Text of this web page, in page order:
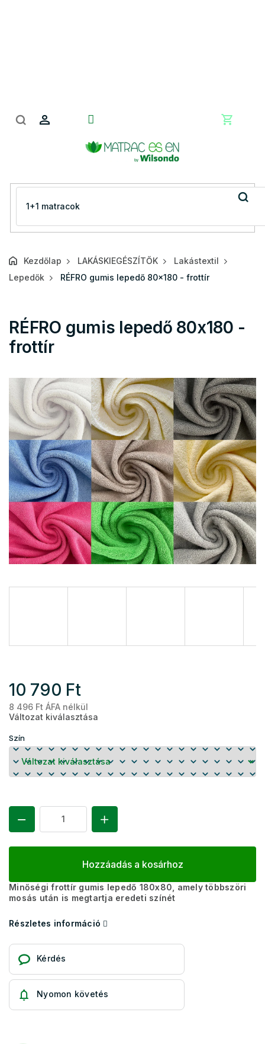
Kosár
Kezdőlap LAKÁSKIEGÉSZÍTŐK
Lakástextil
Lepedők
RÉFRO gumis lepedő 80x180 - frottír
RÉFRO gumis lepedő 80x180 -
frottír
10 790 Ft
8 496 Ft ÁFA nélkül
Változat kiválasztása
Szín
Hozzáadás a kosárhoz
Minőségi frottír gumis lepedő 180x80, amely többszöri
mosás után is megtartja eredeti színét
Részletes információ
Kérdés
Nyomon követés